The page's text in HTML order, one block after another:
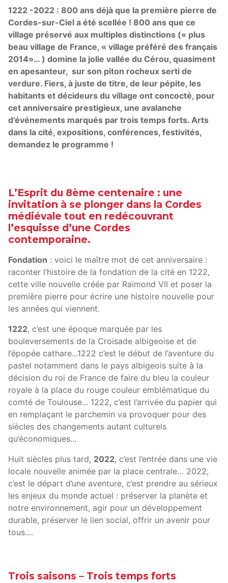
1222 -2022 : 800 ans déjà que la première pierre de
Cordes-sur-Ciel a été scellée ! 800 ans que ce
village préservé aux multiples distinctions (« plus
beau village de France, « village préféré des français
2014»… ) domine la jolie vallée du Cérou, quasiment
en apesanteur, sur son piton rocheux serti de
verdure. Fiers, à juste de titre, de leur pépite, les
habitants et décideurs du village ont concocté, pour
cet anniversaire prestigieux, une avalanche
d’événements marqués par trois temps forts. Arts
dans la cité, expositions, conférences, festivités,
demandez le programme !
L’Esprit du 8ème centenaire : une
invitation à se plonger dans la Cordes
médiévale tout en redécouvrant
l’esquisse d’une Cordes
contemporaine.
Fondation : voici le maître mot de cet anniversaire :
raconter l’histoire de la fondation de la cité en 1222,
cette ville nouvelle créée par Raimond VII et poser la
première pierre pour écrire une histoire nouvelle pour
les années qui viennent.
1222, c’est une époque marquée par les
bouleversements de la Croisade albigeoise et de
l’épopée cathare...1222 c’est le début de l’aventure du
pastel notamment dans le pays albigeois suite à la
décision du roi de France de faire du bleu la couleur
royale à la place du rouge couleur emblématique du
comté de Toulouse... 1222, c’est l’arrivée du papier qui
en remplaçant le parchemin va provoquer pour des
siècles des changements autant culturels
qu’économiques...
Huit siècles plus tard, 2022, c’est l’entrée dans une vie
locale nouvelle animée par la place centrale… 2022,
c’est le départ d’une aventure, c’est prendre au sérieux
les enjeux du monde actuel : préserver la planète et
notre environnement, agir pour un développement
durable, préserver le lien social, offrir un avenir pour
tous....
Trois saisons – Trois temps forts